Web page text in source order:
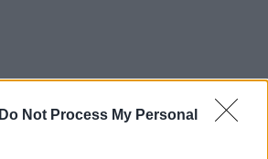
Do Not Process My Personal